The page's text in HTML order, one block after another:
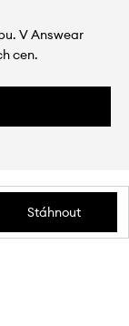
V Answear
cen.
Stáhnout